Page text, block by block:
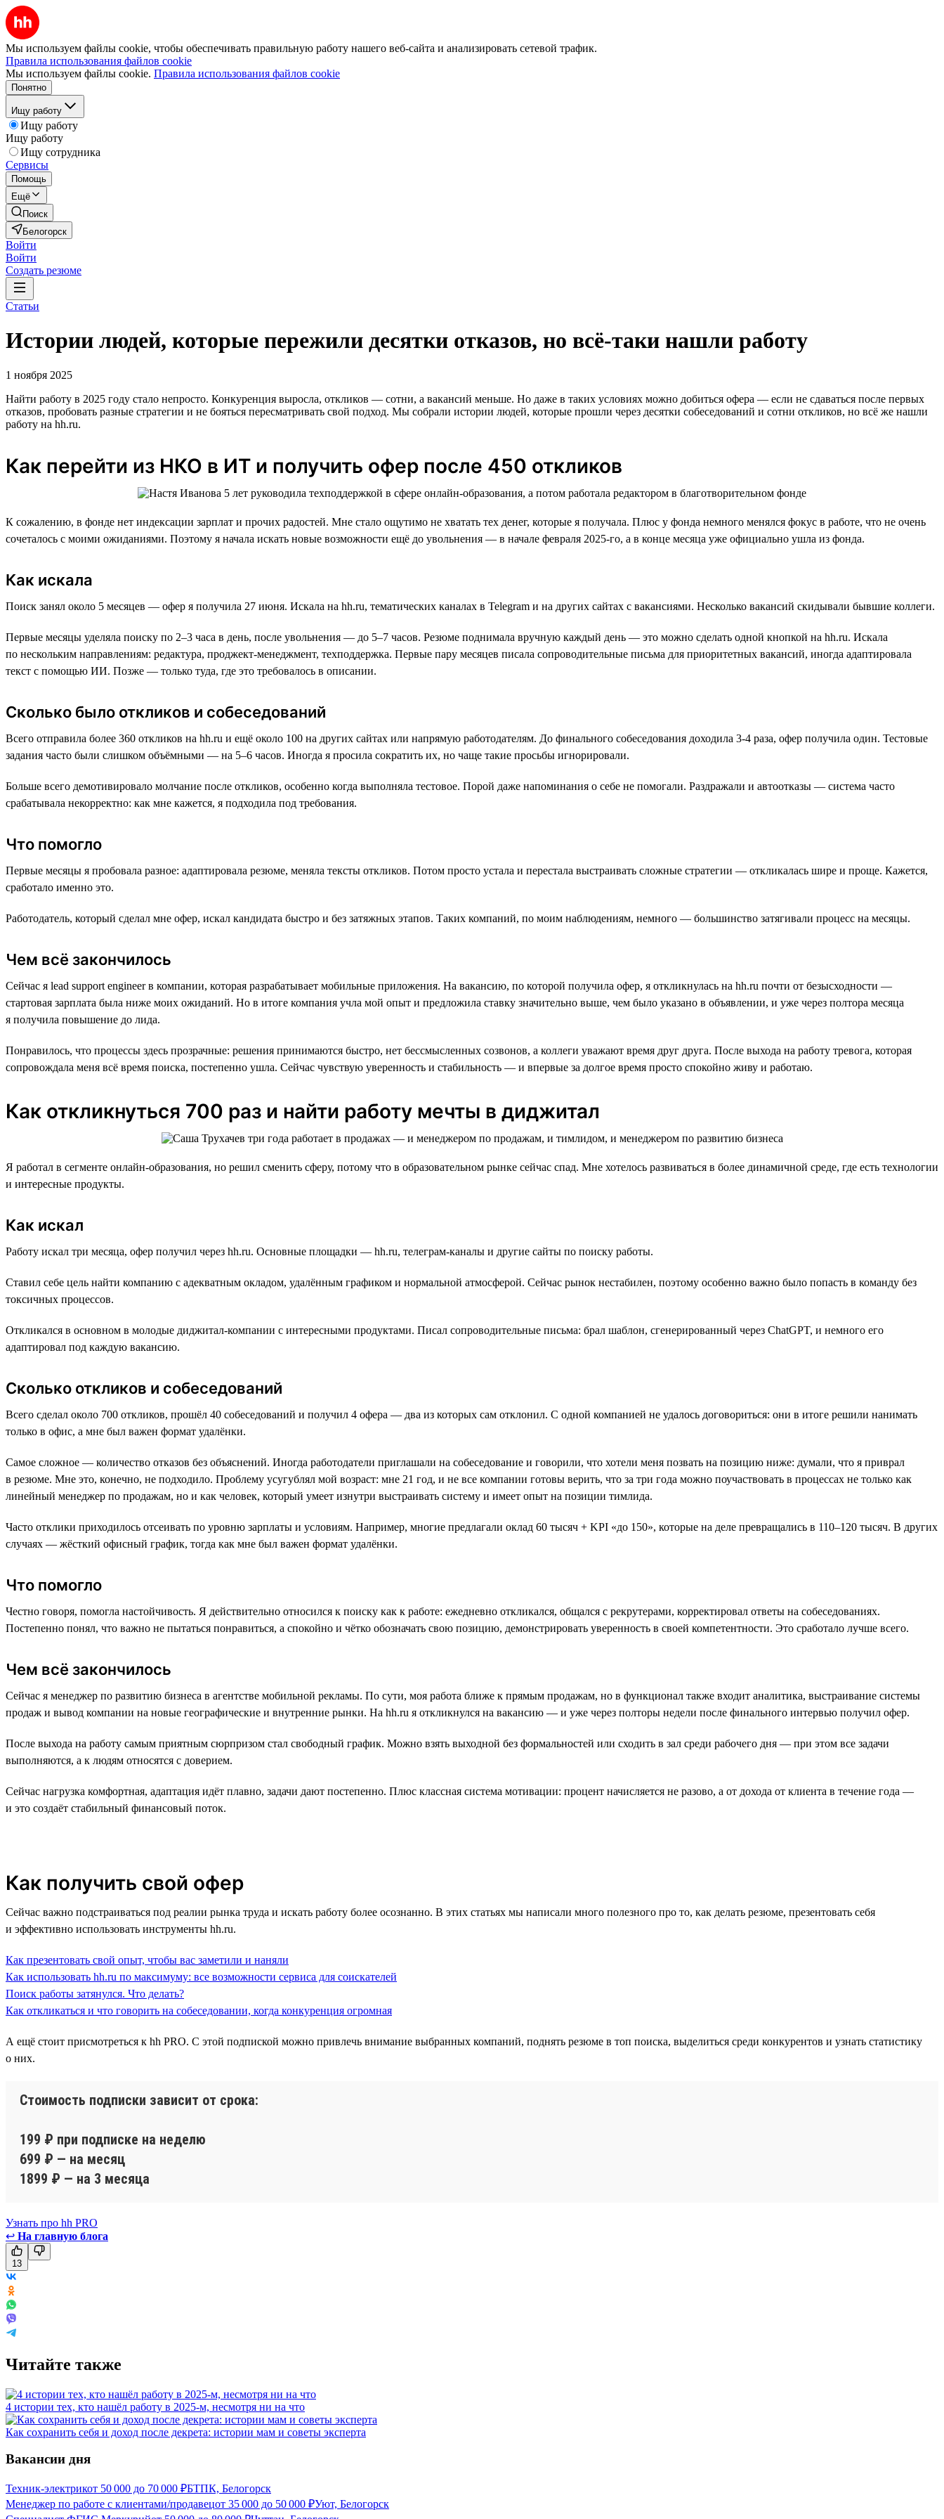
Мы используем файлы cookie, чтобы обеспечивать правильную работу нашего веб-сайта и анализировать сетевой трафик.
Правила использования файлов cookie
Мы используем файлы cookie. Правила использования файлов cookie
Понятно
Ищу работу
Ищу работу
Ищу работу
Ищу сотрудника
Сервисы
Помощь
Ещё
Поиск
Белогорск
Войти
Войти
Создать резюме
Статьи
Истории людей, которые пережили десятки отказов, но всё-таки нашли работу
1 ноября 2025
Найти работу в 2025 году стало непросто. Конкуренция выросла, откликов — сотни, а вакансий меньше. Но даже в таких условиях можно добиться офера — если не сдаваться после первых
отказов, пробовать разные стратегии и не бояться пересматривать свой подход. Мы собрали истории людей, которые прошли через десятки собеседований и сотни откликов, но всё же нашли
работу на hh.ru.
Как перейти из НКО в ИТ и получить офер после 450 откликов
К сожалению, в фонде нет индексации зарплат и прочих радостей. Мне стало ощутимо не хватать тех денег, которые я получала. Плюс у фонда немного менялся фокус в работе, что не очень
сочеталось с моими ожиданиями. Поэтому я начала искать новые возможности ещё до увольнения — в начале февраля 2025-го, а в конце месяца уже официально ушла из фонда.
Как искала
Поиск занял около 5 месяцев — офер я получила 27 июня. Искала на hh.ru, тематических каналах в Telegram и на других сайтах с вакансиями. Несколько вакансий скидывали бывшие коллеги.
Первые месяцы уделяла поиску по 2–3 часа в день, после увольнения — до 5–7 часов. Резюме поднимала вручную каждый день — это можно сделать одной кнопкой на hh.ru. Искала
по нескольким направлениям: редактура, проджект-менеджмент, техподдержка. Первые пару месяцев писала сопроводительные письма для приоритетных вакансий, иногда адаптировала
текст с помощью ИИ. Позже — только туда, где это требовалось в описании.
Сколько было откликов и собеседований
Всего отправила более 360 откликов на hh.ru и ещё около 100 на других сайтах или напрямую работодателям. До финального собеседования доходила 3-4 раза, офер получила один. Тестовые
задания часто были слишком объёмными — на 5–6 часов. Иногда я просила сократить их, но чаще такие просьбы игнорировали.
Больше всего демотивировало молчание после откликов, особенно когда выполняла тестовое. Порой даже напоминания о себе не помогали. Раздражали и автоотказы — система часто
срабатывала некорректно: как мне кажется, я подходила под требования.
Что помогло
Первые месяцы я пробовала разное: адаптировала резюме, меняла тексты откликов. Потом просто устала и перестала выстраивать сложные стратегии — откликалась шире и проще. Кажется,
сработало именно это.
Работодатель, который сделал мне офер, искал кандидата быстро и без затяжных этапов. Таких компаний, по моим наблюдениям, немного — большинство затягивали процесс на месяцы.
Чем всё закончилось
Сейчас я lead support engineer в компании, которая разрабатывает мобильные приложения. На вакансию, по которой получила офер, я откликнулась на hh.ru почти от безысходности —
стартовая зарплата была ниже моих ожиданий. Но в итоге компания учла мой опыт и предложила ставку значительно выше, чем было указано в объявлении, и уже через полтора месяца
я получила повышение до лида.
Понравилось, что процессы здесь прозрачные: решения принимаются быстро, нет бессмысленных созвонов, а коллеги уважают время друг друга. После выхода на работу тревога, которая
сопровождала меня всё время поиска, постепенно ушла. Сейчас чувствую уверенность и стабильность — и впервые за долгое время просто спокойно живу и работаю.
Как откликнуться 700 раз и найти работу мечты в диджитал
Я работал в сегменте онлайн-образования, но решил сменить сферу, потому что в образовательном рынке сейчас спад. Мне хотелось развиваться в более динамичной среде, где есть технологии
и интересные продукты.
Как искал
Работу искал три месяца, офер получил через hh.ru. Основные площадки — hh.ru, телеграм-каналы и другие сайты по поиску работы.
Ставил себе цель найти компанию с адекватным окладом, удалённым графиком и нормальной атмосферой. Сейчас рынок нестабилен, поэтому особенно важно было попасть в команду без
токсичных процессов.
Откликался в основном в молодые диджитал-компании с интересными продуктами. Писал сопроводительные письма: брал шаблон, сгенерированный через ChatGPT, и немного его
адаптировал под каждую вакансию.
Сколько откликов и собеседований
Всего сделал около 700 откликов, прошёл 40 собеседований и получил 4 офера — два из которых сам отклонил. С одной компанией не удалось договориться: они в итоге решили нанимать
только в офис, а мне был важен формат удалёнки.
Самое сложное — количество отказов без объяснений. Иногда работодатели приглашали на собеседование и говорили, что хотели меня позвать на позицию ниже: думали, что я приврал
в резюме. Мне это, конечно, не подходило. Проблему усугублял мой возраст: мне 21 год, и не все компании готовы верить, что за три года можно поучаствовать в процессах не только как
линейный менеджер по продажам, но и как человек, который умеет изнутри выстраивать систему и имеет опыт на позиции тимлида.
Часто отклики приходилось отсеивать по уровню зарплаты и условиям. Например, многие предлагали оклад 60 тысяч + KPI «до 150», которые на деле превращались в 110–120 тысяч. В других
случаях — жёсткий офисный график, тогда как мне был важен формат удалёнки.
Что помогло
Честно говоря, помогла настойчивость. Я действительно относился к поиску как к работе: ежедневно откликался, общался с рекрутерами, корректировал ответы на собеседованиях.
Постепенно понял, что важно не пытаться понравиться, а спокойно и чётко обозначать свою позицию, демонстрировать уверенность в своей компетентности. Это сработало лучше всего.
Чем всё закончилось
Сейчас я менеджер по развитию бизнеса в агентстве мобильной рекламы. По сути, моя работа ближе к прямым продажам, но в функционал также входит аналитика, выстраивание системы
продаж и вывод компании на новые географические и внутренние рынки. На hh.ru я откликнулся на вакансию — и уже через полторы недели после финального интервью получил офер.
После выхода на работу самым приятным сюрпризом стал свободный график. Можно взять выходной без формальностей или сходить в зал среди рабочего дня — при этом все задачи
выполняются, а к людям относятся с доверием.
Сейчас нагрузка комфортная, адаптация идёт плавно, задачи дают постепенно. Плюс классная система мотивации: процент начисляется не разово, а от дохода от клиента в течение года —
и это создаёт стабильный финансовый поток.
Как получить свой офер
Сейчас важно подстраиваться под реалии рынка труда и искать работу более осознанно. В этих статьях мы написали много полезного про то, как делать резюме, презентовать себя
и эффективно использовать инструменты hh.ru.
Как презентовать свой опыт, чтобы вас заметили и наняли
Как использовать hh.ru по максимуму: все возможности сервиса для соискателей
Поиск работы затянулся. Что делать?
Как откликаться и что говорить на собеседовании, когда конкуренция огромная
А ещё стоит присмотреться к hh PRO. С этой подпиской можно привлечь внимание выбранных компаний, поднять резюме в топ поиска, выделиться среди конкурентов и узнать статистику
о них.
Стоимость подписки зависит от срока:
199 ₽ при подписке на неделю
699 ₽ — на месяц
1899 ₽ — на 3 месяца
Узнать про hh PRO
↩ На главную блога
13
Читайте также
4 истории тех, кто нашёл работу в 2025-м, несмотря ни на что
Как сохранить себя и доход после декрета: истории мам и советы эксперта
Вакансии дня
Техник-электрикот 50 000 до 70 000 ₽БТПК, Белогорск
Менеджер по работе с клиентами/продавецот 35 000 до 50 000 ₽Уют, Белогорск